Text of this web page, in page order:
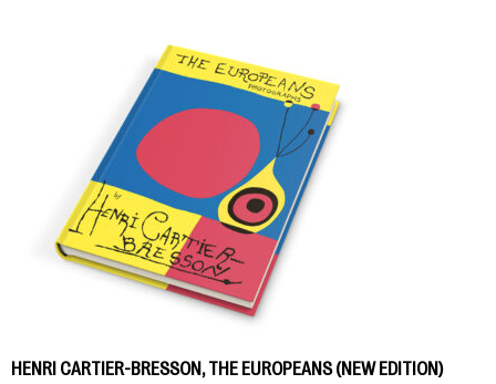
HENRI CARTIER-BRESSON, THE EUROPEANS (NEW EDITION)